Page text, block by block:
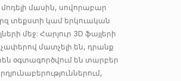
մոդելի մասին, սովորաբար
տեքստի կամ երկուական
մեջ: Հարյուր 3D ֆայլերի
մատչելի են, դրանք
օգտագործվում են տարբեր